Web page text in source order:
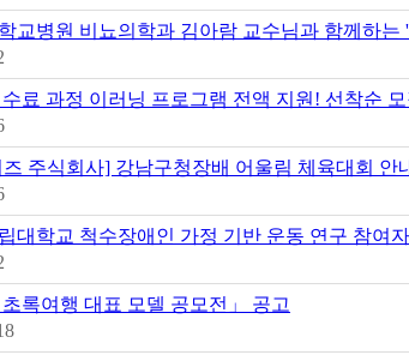
교병원 비뇨의학과 김아람 교수님과 함께하
료 과정 이러닝 프로그램 전액 지원! 선착순
주식회사] 강남구청장배 어울림 체육대회 안
대학교 척수장애인 가정 기반 운동 연구 참여
록여행 대표 모델 공모전」 공고